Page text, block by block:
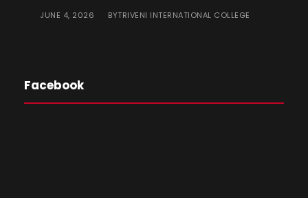
JUNE 4, 2026 BYTRIVENI INTERNATIONAL COLLEGE
Facebook